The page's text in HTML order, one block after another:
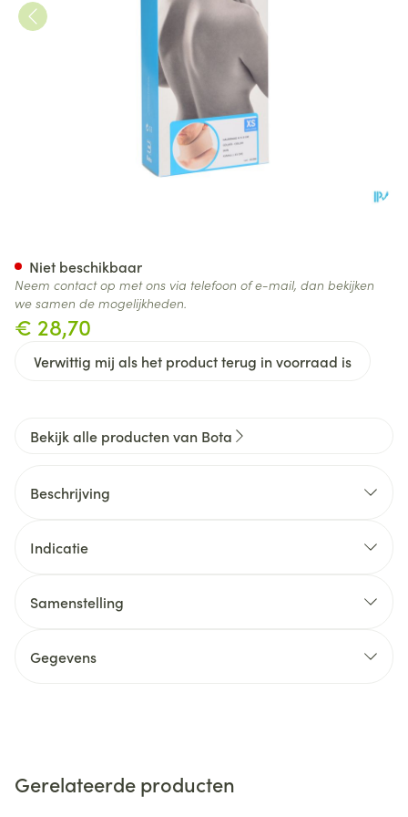
€ 28,70
Verwittig mij als het product terug in voorraad is
Niet beschikbaar
Neem contact op met ons via telefoon of e-mail, dan bekijken
we samen de mogelijkheden.
Bekijk alle producten van Bota
Beschrijving
Indicatie
Samenstelling
Gegevens
Gerelateerde producten